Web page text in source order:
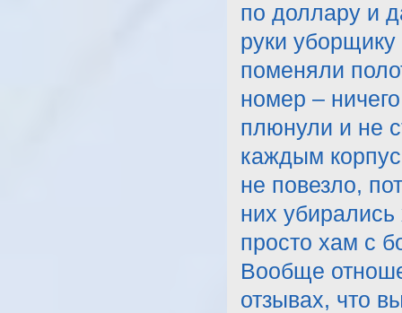
по доллару и
руки
поменяли
номер –
плюнули и не
каждым
не повезло,
них
просто хам с
Вообще
отзывах, что